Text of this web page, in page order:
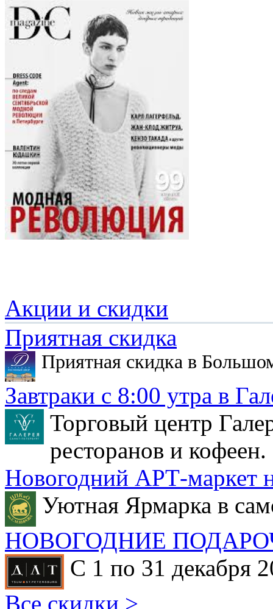
Акции и скидки
Приятная скидка
Приятная скидка в
Завтраки с 8:00 утра в
Торговый центр
ресторанов и кофеен.
Новогодний АРТ-маркет
Уютная Ярмарка в
НОВОГОДНИЕ
С 1 по 31 декабря
Все скидки >